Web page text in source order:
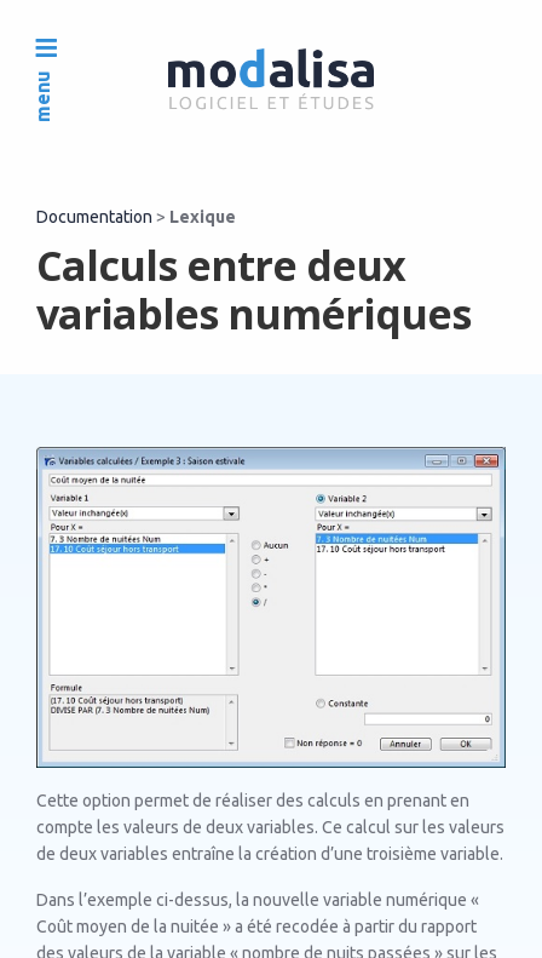
menu
Documentation > Lexique
Calculs entre deux
variables numériques
Cette option permet de réaliser des calculs en prenant en
compte les valeurs de deux variables. Ce calcul sur les valeurs
de deux variables entraîne la création d’une troisième variable.
Dans l’exemple ci-dessus, la nouvelle variable numérique «
Coût moyen de la nuitée » a été recodée à partir du rapport
des valeurs de la variable « nombre de nuits passées » sur les